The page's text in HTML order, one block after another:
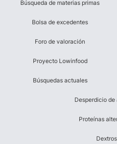
Búsqueda de materias primas
Bolsa de excedentes
Foro de valoración
Proyecto Lowinfood
Búsquedas actuales
Desperdicio de
Proteínas